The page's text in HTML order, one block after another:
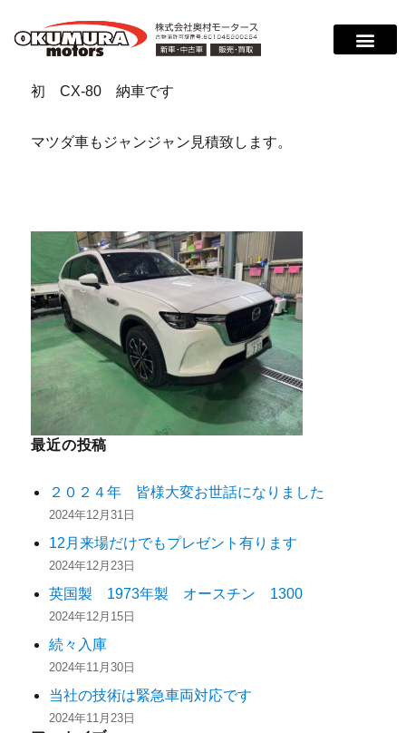
初 CX-80 納車です
マツダ車もジャンジャン見積致します。
最近の投稿
２０２４年 皆様大変お世話になりました
2024年12月31日
12月来場だけでもプレゼント有ります
2024年12月23日
英国製 1973年製 オースチン 1300
2024年12月15日
続々入庫
2024年11月30日
当社の技術は緊急車両対応です
2024年11月23日